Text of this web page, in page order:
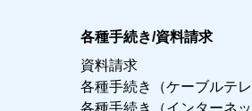
各種手続き/資料請求
資料請求
各種手続き（ケーブルテレ
各種手続き（インターネッ